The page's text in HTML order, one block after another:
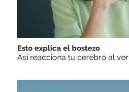
Esto explica el bostezo
Así reacciona tu cerebro al